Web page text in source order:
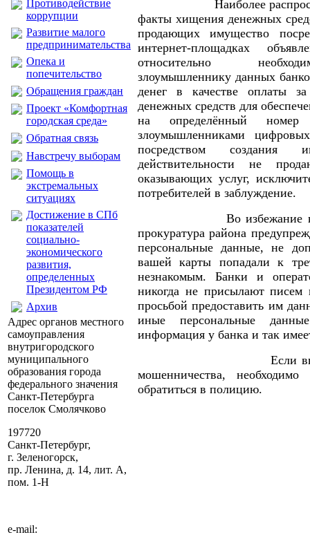
Противодействие
коррупции
Развитие малого
предпринимательства
Опека и
попечительство
Обращения граждан
Проект «Комфортная
городская среда»
Обратная связь
Навстречу выборам
Помощь в
экстремальных
ситуациях
Достижение в СПб
показателей
социально-
экономического
развития,
определенных
Президентом РФ
Архив
Адрес органов местного
самоуправления
внутригородского
муниципального
образования города
федерального значения
Санкт-Петербурга
поселок Смолячково
197720
Санкт-Петербург,
г. Зеленогорск,
пр. Ленина, д. 14, лит. А,
пом. 1-Н
e-mail:
Наиболее
факты хищения денежных
продающих имущество
интернет-площадках
относительно
злоумышленнику данных
денег в качестве оплаты
денежных средств для
на определённый номер
злоумышленниками
посредством создания
действительности не
оказывающих услуг,
потребителей в заблуждение.
Во избежание
прокуратура района
персональные данные, не
вашей карты попадали к
незнакомым. Банки и
никогда не присылают писем
просьбой предоставить им
иные персональные
информация у банка и так
Если вы все же
мошенничества,
обратиться в полицию.